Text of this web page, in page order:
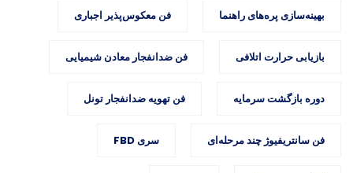
بهینه‌سازی پره‌های راهنما فن معکوس‌پذیر اجباری
بازیابی حرارت اتلافی فن ضدانفجار معادن شیمیایی
دوره بازگشت سرمایه فن تهویه ضدانفجار تونل
فن سانتریفیوژ چند مرحله‌ای سری FBD